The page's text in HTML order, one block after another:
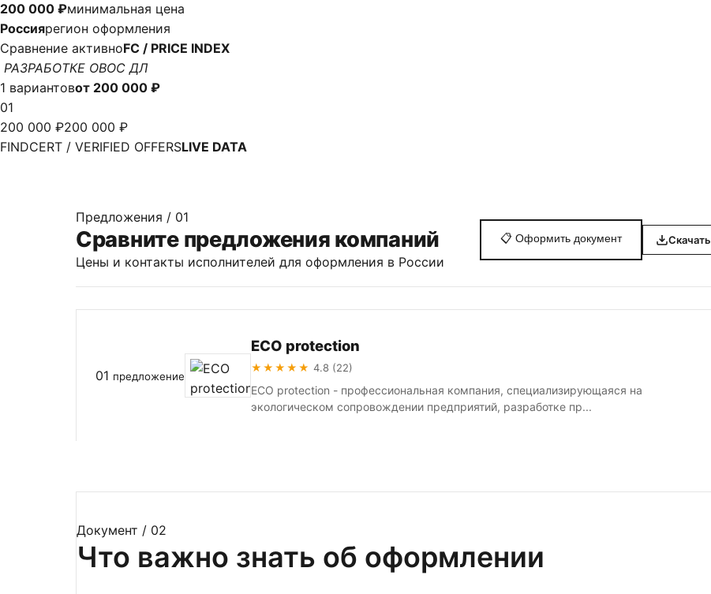
200 000 ₽минимальная цена
Россиярегион оформления
Сравнение активноFC / PRICE INDEX
РАЗРАБОТКЕ ОВОС ДЛ
1 вариантовот 200 000 ₽
01
200 000 ₽200 000 ₽
FINDCERT / VERIFIED OFFERSLIVE DATA
Предложения / 01
Сравните предложения компаний
Цены и контакты исполнителей для оформления в России
📋 Оформить документ
01 предложение
ECO protection
★★★★★ 4.8 (22)
ECO protection - профессиональная компания, специализирующаяся на
экологическом сопровождении предприятий, разработке пр...
Документ / 02
Что важно знать об оформлении